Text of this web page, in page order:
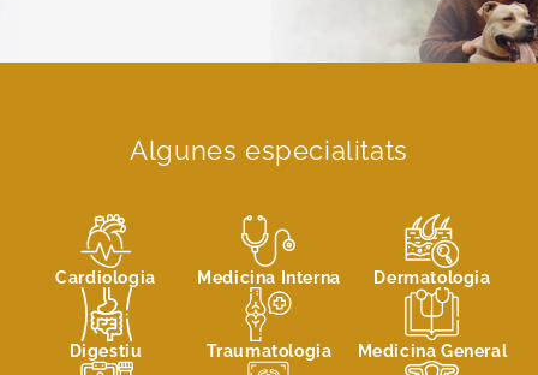
Algunes especialitats
Cardiologia Medicina Interna Dermatologia
Digestiu Traumatologia Medicina General